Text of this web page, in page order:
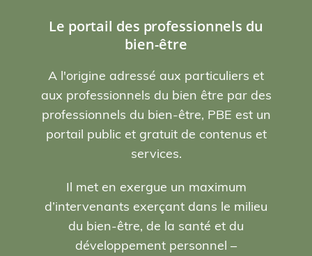
Le portail des professionnels du
bien-être
A l'origine adressé aux particuliers et
aux professionnels du bien être par des
professionnels du bien-être, PBE est un
portail public et gratuit de contenus et
services.
Il met en exergue un maximum
d’intervenants exerçant dans le milieu
du bien-être, de la santé et du
développement personnel –